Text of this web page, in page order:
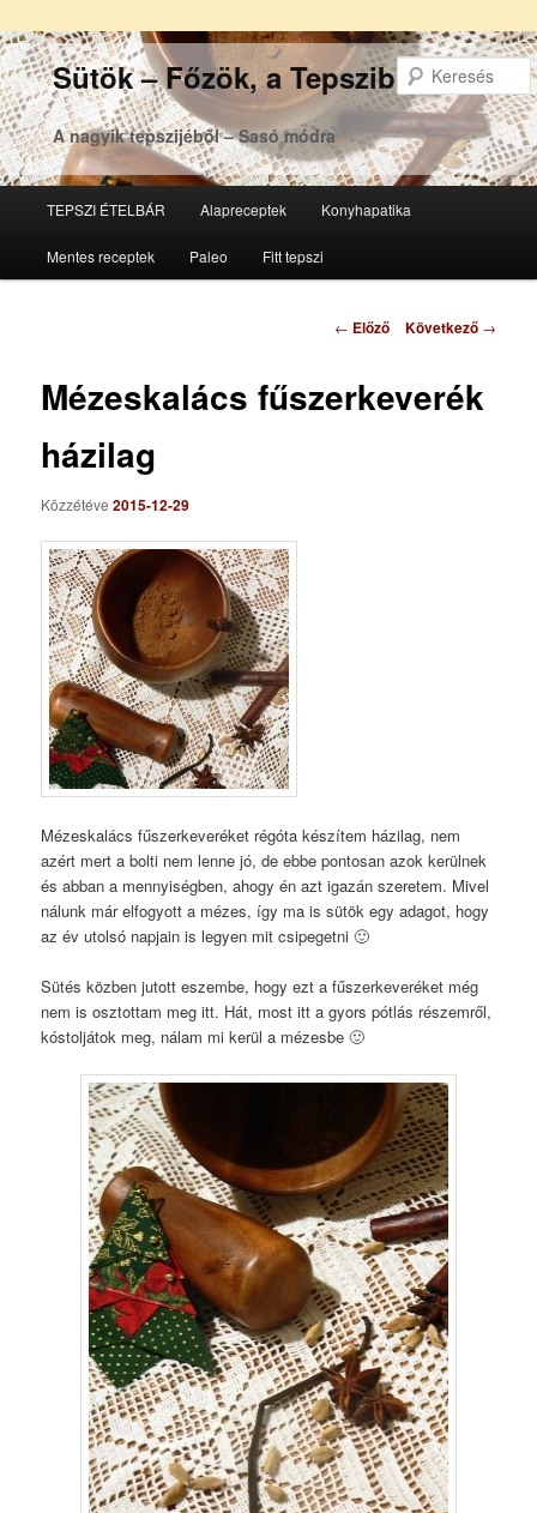
Sütök – Főzök, a Tepsziből
A nagyik tepszijéből – Sasó módra
Tovább
az
Tovább
a
TEPSZI ÉTELBÁR Alapreceptek Konyhapatika
Mentes receptek Paleo Fitt tepszi
Bejegyzés
← Előző Következő →
Mézeskalács fűszerkeverék
házilag
Közzétéve2015-12-29
Mézeskalács fűszerkeveréket régóta készítem házilag, nem
azért mert a bolti nem lenne jó, de ebbe pontosan azok kerülnek
és abban a mennyiségben, ahogy én azt igazán szeretem. Mivel
nálunk már elfogyott a mézes, így ma is sütök egy adagot, hogy
az év utolsó napjain is legyen mit csipegetni 🙂
Sütés közben jutott eszembe, hogy ezt a fűszerkeveréket még
nem is osztottam meg itt. Hát, most itt a gyors pótlás részemről,
kóstoljátok meg, nálam mi kerül a mézesbe 🙂